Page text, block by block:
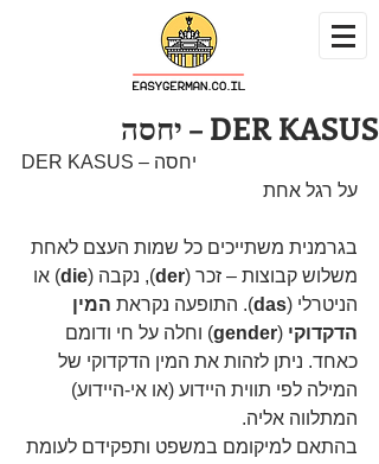
DER KASUS – יחסה
DER KASUS – יחסה
על רגל אחת
בגרמנית משתייכים כל שמות העצם לאחת
משלוש קבוצות – זכר (der), נקבה (die) או
הניטרלי (das). התופעה נקראת המין
הדקדוקי (
gender) וחלה על חי ודומם
כאחד. ניתן לזהות את המין הדקדוקי של
המילה לפי תווית היידוע (או אי-היידוע)
המתלווה אליה.
בהתאם למיקומם במשפט ותפקידם לעומת